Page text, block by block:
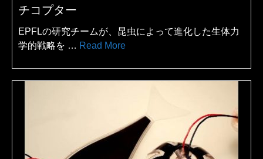
チコプター
EPFLの研究チームが、昆虫によって進化した生体力
学的戦略を … Read More